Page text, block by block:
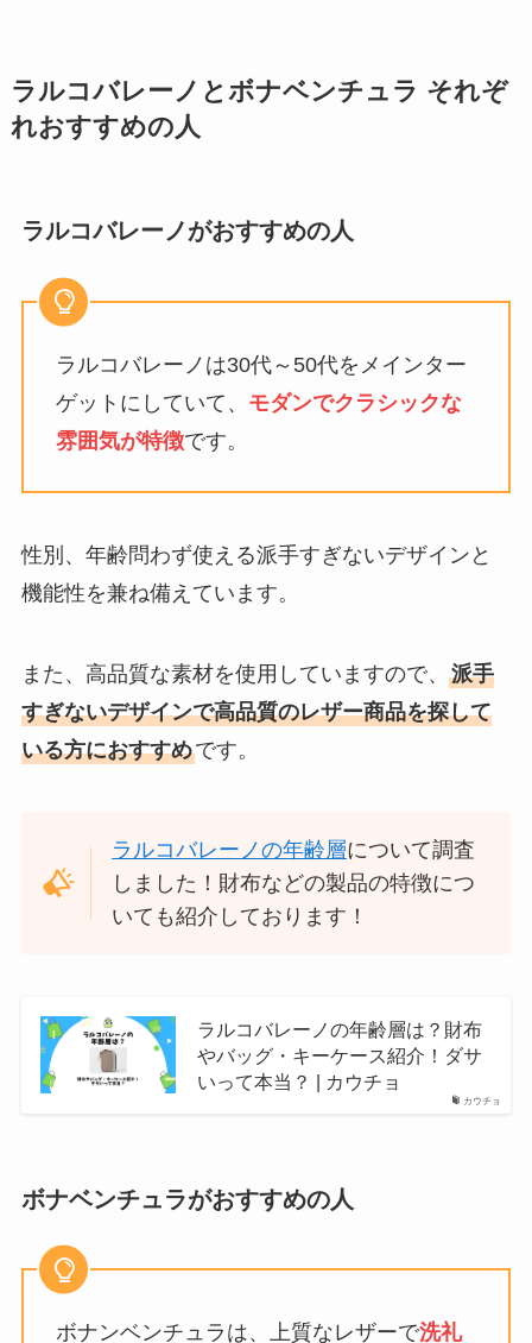
ラルコバレーノとボナベンチュラ それぞ
れおすすめの人
ラルコバレーノがおすすめの人
ラルコバレーノは30代～50代をメインター
ゲットにしていて、 モダンでクラシックな
雰囲気が特徴です。
性別、年齢問わず使える派手すぎないデザインと
機能性を兼ね備えています。
また、高品質な素材を使用していますので、 派手
すぎないデザインで高品質のレザー商品を探して
いる方におすすめです。
ラルコバレーノの年齢層について調査
しました！財布などの製品の特徴につ
いても紹介しております！
カウチョ
ラルコバレーノの年齢層は？財布
やバッグ・キーケース紹介！ダサ
いって本当？ | カウチョ
ボナベンチュラがおすすめの人
ボナンベンチュラは、上質なレザーで洗礼